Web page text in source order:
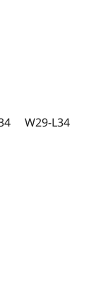
W29-L34